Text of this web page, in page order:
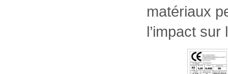
matériaux
l’impact